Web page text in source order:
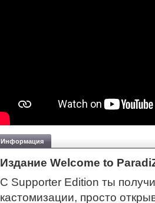
Информация
Издание Welcome to
С Supporter Edition ты
кастомизации, просто